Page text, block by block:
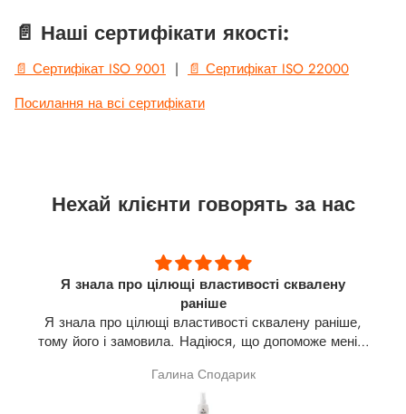
📄 Наші сертифікати якості:
📄 Сертифікат ISO 9001 |
📄 Сертифікат ISO 22000
Посилання на всі сертифікати
Нехай клієнти говорять за нас
Я знала про цілющі властивості сквалену
раніше
Я знала про цілющі властивості сквалену раніше,
тому його і замовила. Надіюся, що допоможе мені в
результат говорити зарано.
Галина Сподарик